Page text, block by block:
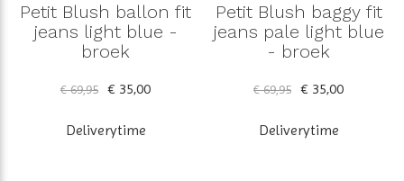
Petit Blush ballon fit
jeans light blue -
broek
€ 69,95 € 35,00
Deliverytime
Petit Blush baggy fit
jeans pale light blue
- broek
€ 69,95 € 35,00
Deliverytime